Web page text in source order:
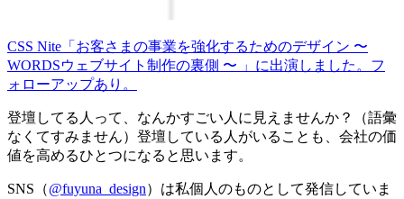
CSS Nite「お客さまの事業を強化するためのデザイン 〜
WORDSウェブサイト制作の裏側 〜 」に出演しました。フ
ォローアップあり。
登壇してる人って、なんかすごい人に見えませんか？（語彙
なくてすみません）登壇している人がいることも、会社の価
値を高めるひとつになると思います。
SNS（@fuyuna_design）は私個人のものとして発信していま